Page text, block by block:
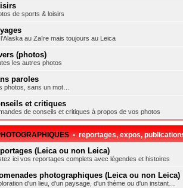
de sports & loisirs
l'Alaska au Zaïre mais toujours au Leica
(photos)
les autres photos
paroles
photos, sans un mot…
et critiques
de conseils et critiques à propos de vos photos
• reportages, expos,
(Leica ou non Leica)
ici vos reportages complets avec légendes et histoires
photographiques (Leica ou non Leica)
d'un lieu, d'un paysage, d'un thème ou d'un instant…